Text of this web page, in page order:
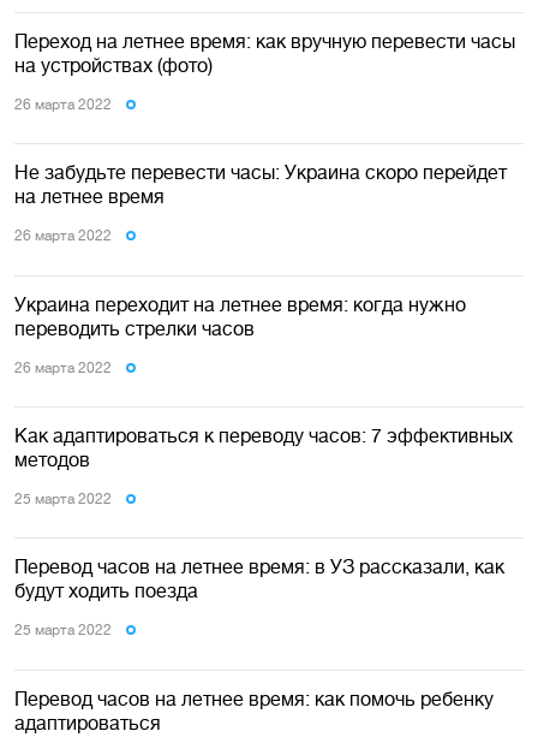
Переход на летнее время: как вручную перевести часы
на устройствах (фото)
26 марта 2022
Не забудьте перевести часы: Украина скоро перейдет
на летнее время
26 марта 2022
Украина переходит на летнее время: когда нужно
переводить стрелки часов
26 марта 2022
Как адаптироваться к переводу часов: 7 эффективных
методов
25 марта 2022
Перевод часов на летнее время: в УЗ рассказали, как
будут ходить поезда
25 марта 2022
Перевод часов на летнее время: как помочь ребенку
адаптироваться